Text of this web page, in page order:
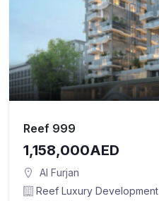
Reef 999
1,158,000AED
Al Furjan
Reef Luxury Development